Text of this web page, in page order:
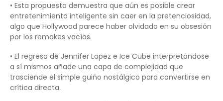
• Esta propuesta demuestra que aún es posible crear
entretenimiento inteligente sin caer en la pretenciosidad,
algo que Hollywood parece haber olvidado en su obsesión
por los remakes vacíos.
• El regreso de Jennifer Lopez e Ice Cube interpretándose
a sí mismos añade una capa de complejidad que
trasciende el simple guiño nostálgico para convertirse en
crítica directa.